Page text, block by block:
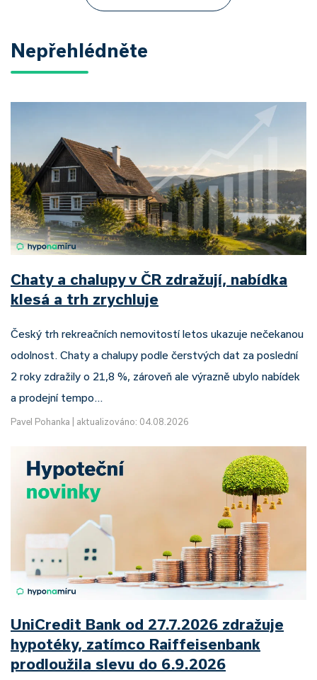
Nepřehlédněte
Chaty a chalupy v ČR zdražují, nabídka
klesá a trh zrychluje
Český trh rekreačních nemovitostí letos ukazuje nečekanou
odolnost. Chaty a chalupy podle čerstvých dat za poslední
2 roky zdražily o 21,8 %, zároveň ale výrazně ubylo nabídek
a prodejní tempo…
Pavel Pohanka aktualizováno: 04.08.2026
UniCredit Bank od 27.7.2026 zdražuje
hypotéky, zatímco Raiffeisenbank
prodloužila slevu do 6.9.2026